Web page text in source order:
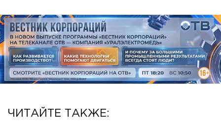
ЧИТАЙТЕ ТАКЖЕ: